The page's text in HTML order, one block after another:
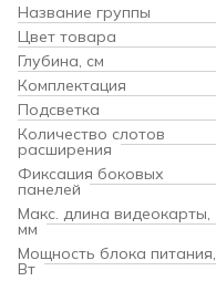
Название группы
Цвет товара
Глубина, см
Комплектация
Подсветка
Количество слотов
расширения
Фиксация боковых
панелей
Макс. длина видеокарты,
мм
Мощность блока питания,
Вт